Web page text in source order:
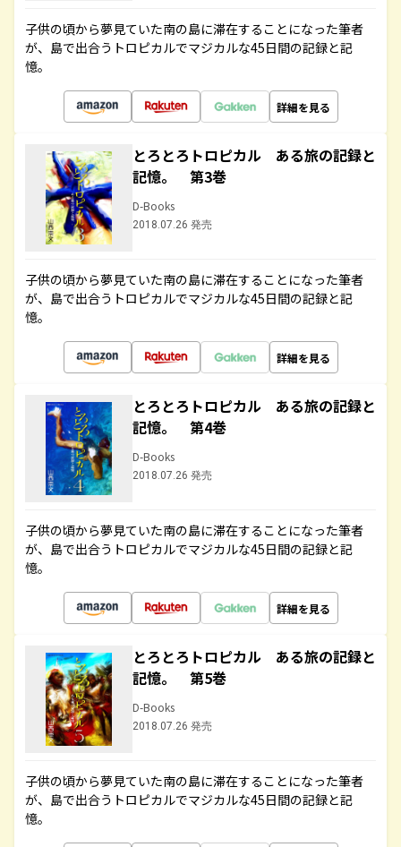
子供の頃から夢見ていた南の島に滞在することになった筆者
が、島で出合うトロピカルでマジカルな45日間の記録と記
憶。
詳細を見る
とろとろトロピカル ある旅の記録と
記憶。 第3巻
D-Books
2018.07.26 発売
子供の頃から夢見ていた南の島に滞在することになった筆者
が、島で出合うトロピカルでマジカルな45日間の記録と記
憶。
詳細を見る
とろとろトロピカル ある旅の記録と
記憶。 第4巻
D-Books
2018.07.26 発売
子供の頃から夢見ていた南の島に滞在することになった筆者
が、島で出合うトロピカルでマジカルな45日間の記録と記
憶。
詳細を見る
とろとろトロピカル ある旅の記録と
記憶。 第5巻
D-Books
2018.07.26 発売
子供の頃から夢見ていた南の島に滞在することになった筆者
が、島で出合うトロピカルでマジカルな45日間の記録と記
憶。